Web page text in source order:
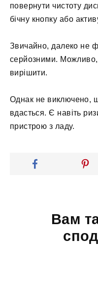
повернути чистоту
бічну кнопку або
Звичайно, далеко не
серйозними.
вирішити.
Однак не виключено,
вдасться. Є навіть
пристрою з ладу.
Вам